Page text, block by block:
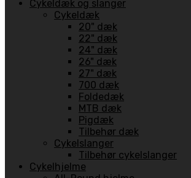
Cykeldæk og slanger
Cykeldæk
20" dæk
22" dæk
24" dæk
26" dæk
27" dæk
700 dæk
Foldedæk
MTB dæk
Pigdæk
Tilbehør dæk
Cykelslanger
Tilbehør cykelslanger
Cykelhjelme